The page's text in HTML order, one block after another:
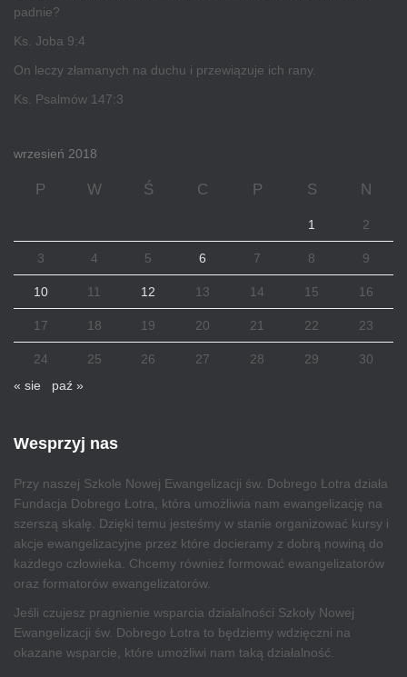
padnie?
Ks. Joba 9:4
On leczy złamanych na duchu i przewiązuje ich rany.
Ks. Psalmów 147:3
wrzesień 2018
P W Ś C P S N
1 2
3 4 5 6 7 8 9
10 11 12 13 14 15 16
17 18 19 20 21 22 23
24 25 26 27 28 29
30
« sie
paź »
Wesprzyj nas
Przy naszej Szkole Nowej Ewangelizacji św. Dobrego Łotra działa
Fundacja Dobrego Łotra, która umożliwia nam ewangelizację na
szerszą skalę. Dzięki temu jesteśmy w stanie organizować kursy i
akcje ewangelizacyjne przez które docieramy z dobrą nowiną do
każdego człowieka. Chcemy również formować ewangelizatorów
oraz formatorów ewangelizatorów.
Jeśli czujesz pragnienie wsparcia działalności Szkoły Nowej
Ewangelizacji św. Dobrego Łotra to będziemy wdzięczni na
okazane wsparcie, które umożliwi nam taką działalność.